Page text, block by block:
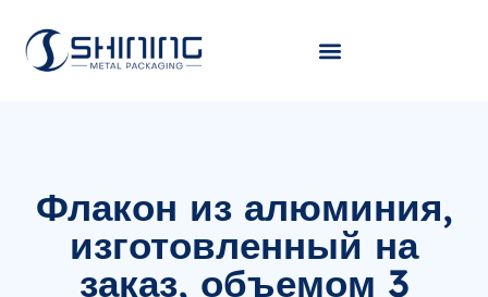
Флакон из алюминия,
изготовленный на
заказ, объемом 3